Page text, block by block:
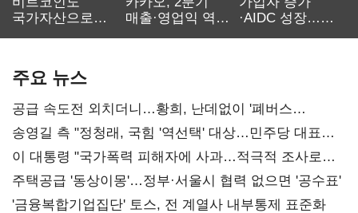
국가자산으로…'
매출·영업익 역대
·AIDC 성장…
주요 뉴스
공급 속도전 외치더니…황희, 난데없이 '폐버스
리모델링' 제안
송영길 측 "정청래, 국힘 '역선택' 대상…민주당 대표로
총선 지휘 못해"
이 대통령 "국가폭력 피해자에 사과…적극적 조사로
진실 밝혀야"
주택공급 '동상이몽'…정부·서울시 협력 없으면 '공수표'
'금융복합기업집단' 토스, 전 계열사 내부통제 표준화